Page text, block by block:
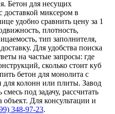
Бетон для несущих
доставкой миксером в
удобно сравнить цену за 1
плотность,
тип заполнителя,
Для удобства поиска
на частые запросы: где
сколько стоит куб
бетон для монолита с
для колонн или плиты. Завод
под задачу, рассчитать
Для консультации и
348-97-23.